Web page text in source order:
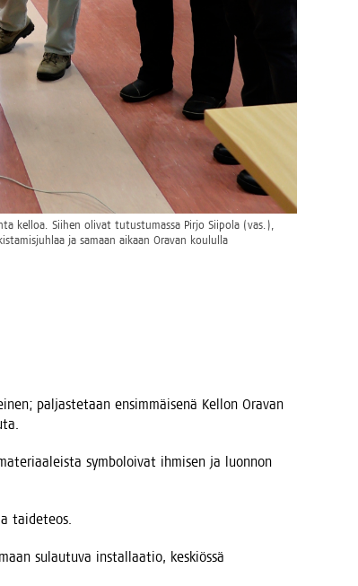
kel­loa. Sii­hen oli­vat tutus­tu­mas­sa Pir­jo Sii­po­la (vas.),
ja samaan aikaan Ora­van kou­lul­la
pal­jas­te­taan ensim­mäi­se­nä Kel­lon Ora­van
sym­bo­loi­vat ihmi­sen ja luon­non
taideteos.
sulau­tu­va ins­tal­laa­tio, kes­kiös­sä